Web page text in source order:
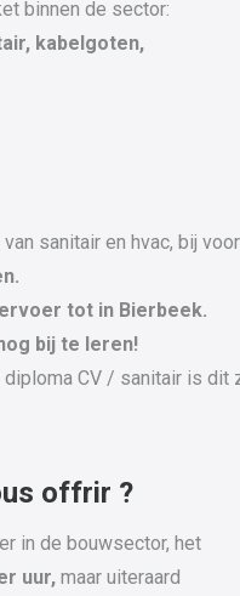
binnen de sector:
kabelgoten,
sanitair en hvac, bij
tot in Bierbeek.
bij te leren!
CV / sanitair is dit
offrir ?
in de bouwsector, het
uur, maar uiteraard